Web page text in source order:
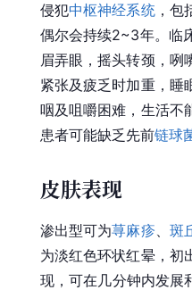
侵犯中枢神经系统，包
偶尔会持续2~3年。临
眉弄眼，摇头转颈，咧
紧张及疲乏时加重，睡
咽及咀嚼困难，生活不
患者可能缺乏先前链球
皮肤表现
渗出型可为荨麻疹
斑
为淡红色环状红晕，初
现，可在几分钟内发展